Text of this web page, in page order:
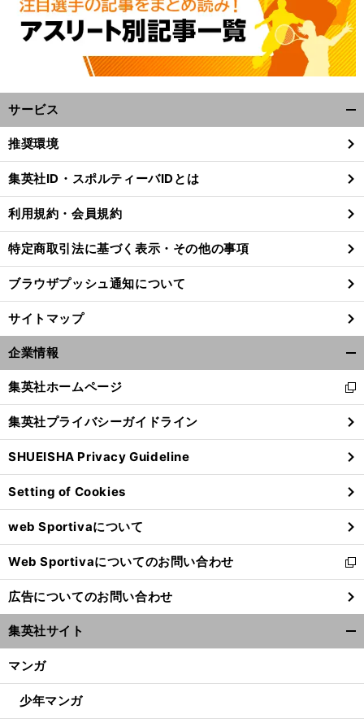
サービス
閉
る
推奨環境
集英社ID・スポルティーバIDとは
利用規約・会員規約
特定商取引法に基づく表示・その他の事項
ブラウザプッシュ通知について
サイトマップ
企業情報
閉
る
集英社ホームページ
新
し
い
ウ
ィ
ン
ド
ウ
で
開
く
集英社プライバシーガイドライン
SHUEISHA Privacy Guideline
Setting of Cookies
web Sportivaについて
Web Sportivaについてのお問い合わせ
新
し
い
ウ
ィ
ン
ウ
開
広告についてのお問い合わせ
集英社サイト
マンガ
少年マンガ